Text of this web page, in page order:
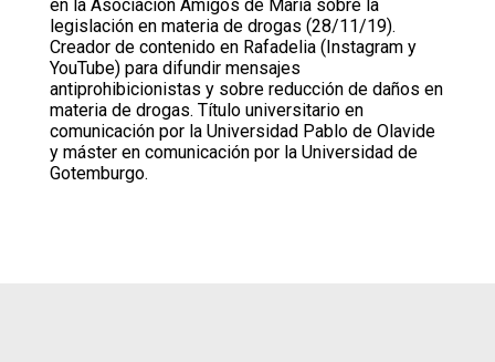
en la Asociación Amigos de María sobre la
legislación en materia de drogas (28/11/19).
Creador de contenido en Rafadelia (Instagram y
YouTube) para difundir mensajes
antiprohibicionistas y sobre reducción de daños en
materia de drogas. Título universitario en
comunicación por la Universidad Pablo de Olavide
y máster en comunicación por la Universidad de
Gotemburgo.